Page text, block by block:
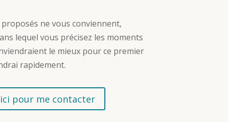
ne vous conviennent,
lequel vous précisez les moments
le mieux pour ce premier
rapidement.
pour me contacter